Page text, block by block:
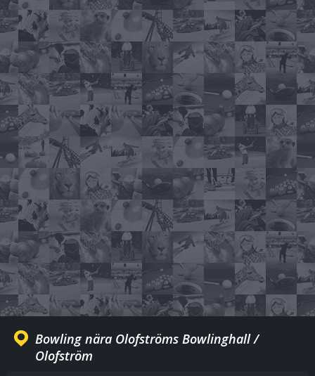
Bowling nära Olofströms Bowlinghall /
Olofström